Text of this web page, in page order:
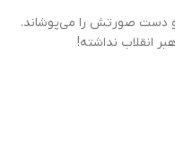
دو دست صورتش را می‌پوشاند.
انقلاب نداشته!